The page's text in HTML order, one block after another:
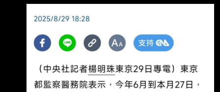
https://youtu.be/7KMnCEjM-8I 發布時間：
2026/7/20 19:39 更新時間：2026/7/20 20:40
陳佳鑫 張梓嘉 謝其文 溫正衡 / 綜合報導 結論先
講 台灣近期不時出現高溫，為了避免長者在室
和台南市政府等單位，透過科技預警，一旦室內
溫度達到35℃以上，便啟動社福關懷獨居 長